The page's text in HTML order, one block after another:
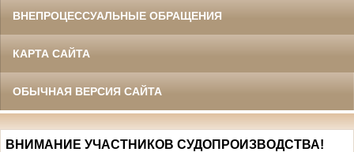
ВНЕПРОЦЕССУАЛЬНЫЕ ОБРАЩЕНИЯ
КАРТА САЙТА
ОБЫЧНАЯ ВЕРСИЯ САЙТА
ВНИМАНИЕ УЧАСТНИКОВ СУДОПРОИЗВОДСТВА!